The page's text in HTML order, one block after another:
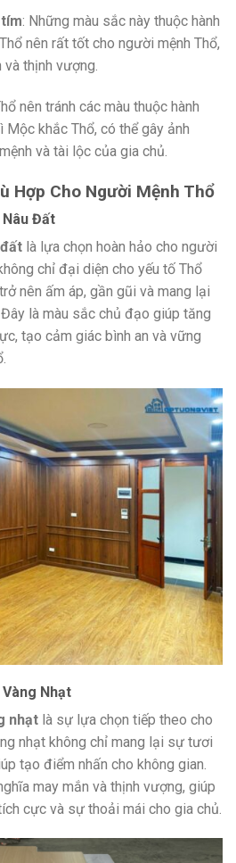
: Những màu sắc này thuộc hành
nên rất tốt cho người mệnh Thổ,
thịnh vượng.
nên tránh các màu thuộc hành
Mộc khắc Thổ, có thể gây ảnh
và tài lộc của gia chủ.
Hợp Cho Người Mệnh Thổ
Nâu Đất
là lựa chọn hoàn hảo cho người
chỉ đại diện cho yếu tố Thổ
nên ấm áp, gần gũi và mang lại
là màu sắc chủ đạo giúp tăng
tạo cảm giác bình an và vững
Nhạt
nhạt là sự lựa chọn tiếp theo cho
nhạt không chỉ mang lại sự tươi
tạo điểm nhấn cho không gian.
may mắn và thịnh vượng, giúp
cực và sự thoải mái cho gia chủ.